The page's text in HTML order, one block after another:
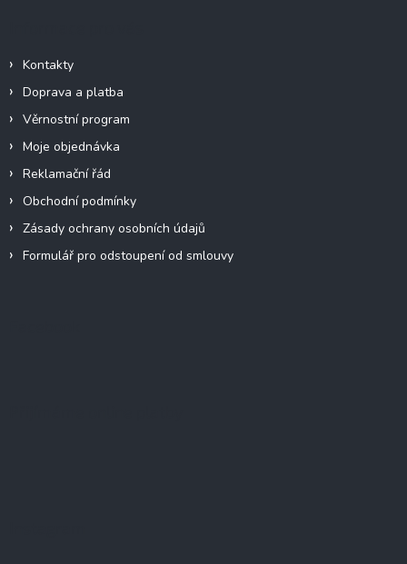
Kontakty
Doprava a platba
Věrnostní program
Moje objednávka
Reklamační řád
Obchodní podmínky
Zásady ochrany osobních údajů
Formulář pro odstoupení od smlouvy